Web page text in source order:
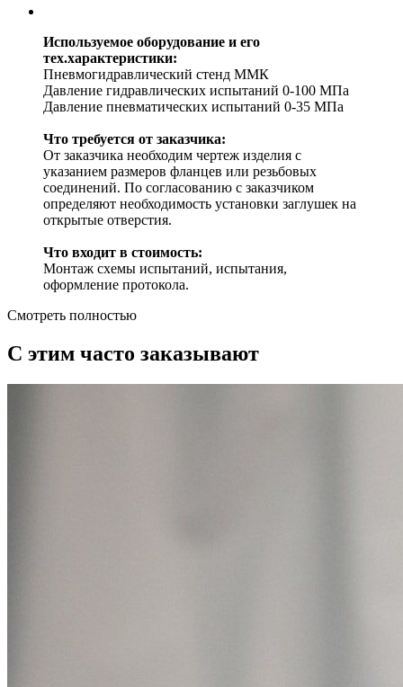
Используемое оборудование и его
тех.характеристики:
Пневмогидравлический стенд ММК
Давление гидравлических испытаний 0-100 МПа
Давление пневматических испытаний 0-35 МПа
Что требуется от заказчика:
От заказчика необходим чертеж изделия с
указанием размеров фланцев или резьбовых
соединений. По согласованию с заказчиком
определяют необходимость установки заглушек на
открытые отверстия.
Что входит в стоимость:
Монтаж схемы испытаний, испытания,
оформление протокола.
Смотреть полностью
С этим часто заказывают